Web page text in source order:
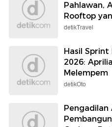
Pahlawan,
Rooftop
detikTravel
Hasil Sprint
2026:
Melempem
detikOto
Pengadilan